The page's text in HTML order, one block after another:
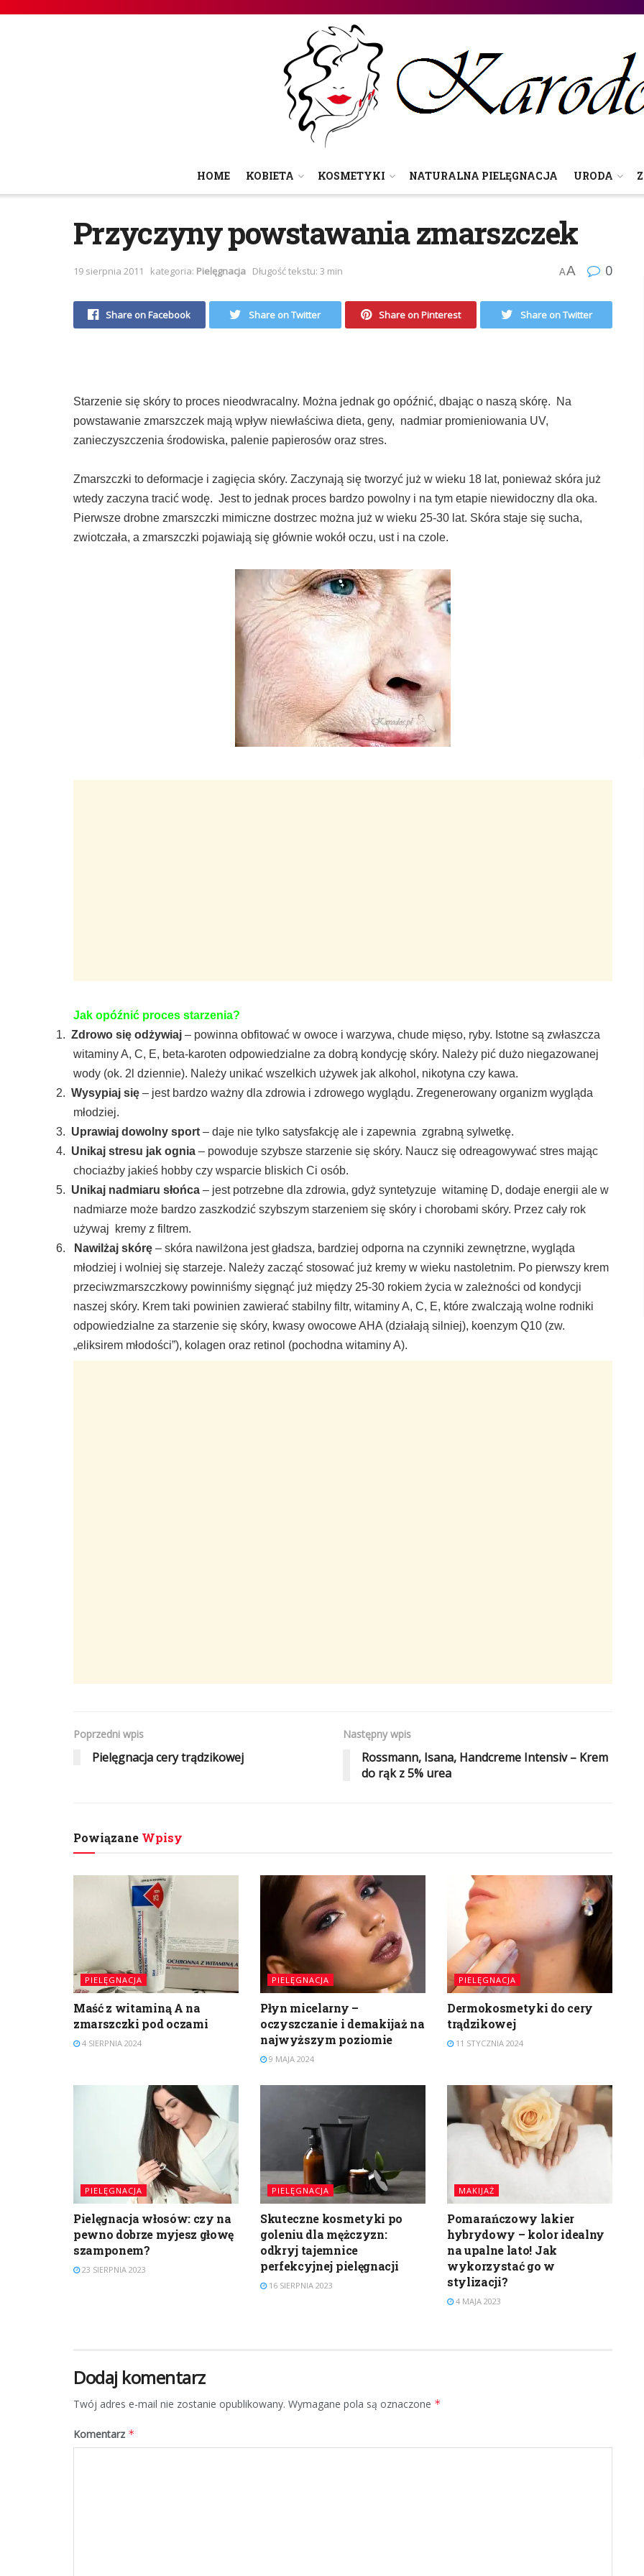
HOME KOBIETA KOSMETYKI NATURALNA PIELĘGNACJA URODA
Przyczyny powstawania zmarszczek
19 sierpnia 2011 kategoria: Pielęgnacja Długość tekstu: 3 min AA 0
Share on Facebook Share on Twitter Share on Pinterest Share on Twitter
Starzenie się skóry to proces nieodwracalny. Można jednak go opóźnić, dbając o naszą skórę. Na
powstawanie zmarszczek mają wpływ niewłaściwa dieta, geny, nadmiar promieniowania UV,
zanieczyszczenia środowiska, palenie papierosów oraz stres.
Zmarszczki to deformacje i zagięcia skóry. Zaczynają się tworzyć już w wieku 18 lat, ponieważ skóra już
wtedy zaczyna tracić wodę. Jest to jednak proces bardzo powolny i na tym etapie niewidoczny dla oka.
Pierwsze drobne zmarszczki mimiczne dostrzec można już w wieku 25-30 lat. Skóra staje się sucha,
zwiotczała, a zmarszczki pojawiają się głównie wokół oczu, ust i na czole.
Jak opóźnić proces starzenia?
1. Zdrowo się odżywiaj – powinna obfitować w owoce i warzywa, chude mięso, ryby. Istotne są zwłaszcza
witaminy A, C, E, beta-karoten odpowiedzialne za dobrą kondycję skóry. Należy pić dużo niegazowanej
wody (ok. 2l dziennie). Należy unikać wszelkich używek jak alkohol, nikotyna czy kawa.
2. Wysypiaj się – jest bardzo ważny dla zdrowia i zdrowego wyglądu. Zregenerowany organizm wygląda
młodziej.
3. Uprawiaj dowolny sport – daje nie tylko satysfakcję ale i zapewnia zgrabną sylwetkę.
4. Unikaj stresu jak ognia – powoduje szybsze starzenie się skóry. Naucz się odreagowywać stres mając
chociażby jakieś hobby czy wsparcie bliskich Ci osób.
5. Unikaj nadmiaru słońca – jest potrzebne dla zdrowia, gdyż syntetyzuje witaminę D, dodaje energii ale w
nadmiarze może bardzo zaszkodzić szybszym starzeniem się skóry i chorobami skóry. Przez cały rok
używaj kremy z filtrem.
6.
Nawilżaj skórę – skóra nawilżona jest gładsza, bardziej odporna na czynniki zewnętrzne, wygląda
młodziej i wolniej się starzeje. Należy zacząć stosować już kremy w wieku nastoletnim. Po pierwszy krem
przeciwzmarszczkowy powinniśmy sięgnąć już między 25-30 rokiem życia w zależności od kondycji
naszej skóry. Krem taki powinien zawierać stabilny filtr, witaminy A, C, E, które zwalczają wolne rodniki
odpowiedzialne za starzenie się skóry, kwasy owocowe AHA (działają silniej), koenzym Q10 (zw.
„eliksirem młodości”), kolagen oraz retinol (pochodna witaminy A).
Poprzedni wpis
Pielęgnacja cery trądzikowej
Następny wpis
Rossmann, Isana, Handcreme Intensiv – Krem
do rąk z 5% urea
Powiązane Wpisy
PIELĘGNACJA
Maść z witaminą A na
zmarszczki pod oczami
4 SIERPNIA 2024
PIELĘGNACJA
Płyn micelarny –
oczyszczanie i demakijaż na
najwyższym poziomie
9 MAJA 2024
PIELĘGNACJA
Dermokosmetyki do cery
trądzikowej
11 STYCZNIA 2024
PIELĘGNACJA
Pielęgnacja włosów: czy na
pewno dobrze myjesz głowę
szamponem?
23 SIERPNIA 2023
PIELĘGNACJA
Skuteczne kosmetyki po
goleniu dla mężczyzn:
odkryj tajemnice
perfekcyjnej pielęgnacji
16 SIERPNIA 2023
MAKIJAŻ
Pomarańczowy lakier
hybrydowy – kolor idealny
na upalne lato! Jak
wykorzystać go w
stylizacji?
4 MAJA 2023
Dodaj komentarz
Twój adres e-mail nie zostanie opublikowany. Wymagane pola są oznaczone *
Komentarz *